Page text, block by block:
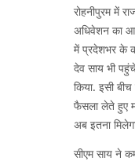
रोहनीपुरम में
अधिवेशन का
में प्रदेशभर के
देव साय भी
किया. इसी बीच
फैसला लेते हुए
अब इतना
सीएम साय ने